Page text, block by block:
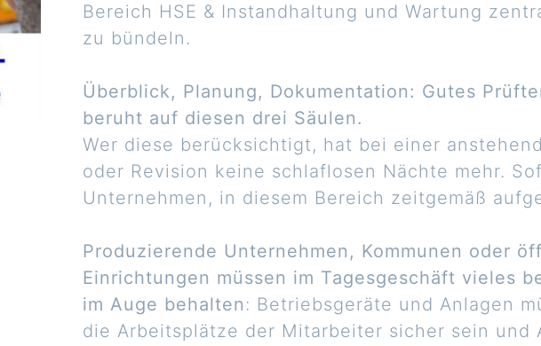
Bereich HSE & Instandhaltung und Wartung
zu bündeln.
Überblick, Planung, Dokumentation: Gutes
beruht auf diesen drei Säulen.
Wer diese berücksichtigt, hat bei einer
oder Revision keine schlaflosen Nächte mehr.
Unternehmen, in diesem Bereich zeitgemäß
Produzierende Unternehmen, Kommunen oder
Einrichtungen müssen im Tagesgeschäft vieles
im Auge behalten: Betriebsgeräte und Anlagen
die Arbeitsplätze der Mitarbeiter sicher sein und